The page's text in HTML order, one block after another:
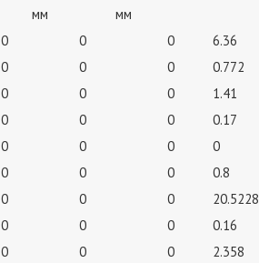
мм
мм
0 0 0
6.36
0 0 0
0.772
0 0 0
1.41
0 0 0
0.17
0 0 0
0
0 0 0
0.8
0 0 0
20.5228
0 0 0
0.16
0 0 0
2.358